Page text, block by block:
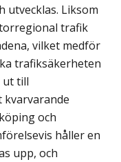
utvecklas. Liksom
trafik
vilket medför
trafiksäkerheten
ut till
kvarvarande
och
håller en
upp, och